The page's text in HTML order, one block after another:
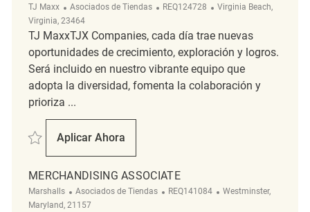
TJ Maxx Categoría
Asociados de Tiendas ReqId
REQ124728 Ubicación
Virginia Beach,
Virginia, 23464
TJ MaxxTJX Companies, cada día trae nuevas
oportunidades de crecimiento, exploración y logros.
Será incluido en nuestro vibrante equipo que
adopta la diversidad, fomenta la colaboración y
prioriza ...
Salvar Store Merchandising Coordinator REQ124728
Aplicar Ahora
Store Merchandising Coordinator
MERCHANDISING ASSOCIATE
Marshalls Categoría
Asociados de Tiendas ReqId
REQ141084 Ubicación
Westminster,
Maryland, 21157